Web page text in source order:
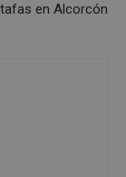
en Alcorcón
la
el
sin